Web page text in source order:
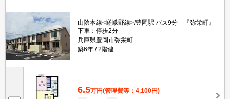
山陰本線<嵯峨野線>/豊岡駅 バス9分 『弥栄町』
下車：停歩2分
兵庫県豊岡市弥栄町
築6年
2階建
6.5万円(管理費等：4,100円)